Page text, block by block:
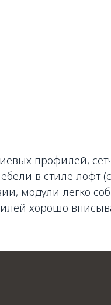
профилей,
в стиле
модули легко
хорошо